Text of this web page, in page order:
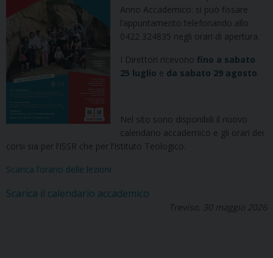
Anno Accademico: si può fissare
l’appuntamento telefonando allo
0422 324835 negli orari di apertura.
I Direttori ricevono fino a sabato
25 luglio e da sabato 29 agosto.
Nel sito sono disponibili il nuovo
calendario accademico e gli orari dei
corsi sia per l’ISSR che per l’Istituto Teologico.
Scarica l’orario delle lezioni
Scarica il calendario accademico
Treviso, 30 maggio 2026